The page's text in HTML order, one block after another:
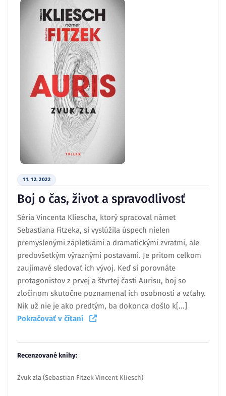
11. 12. 2022
Boj o čas, život a spravodlivosť
Séria Vincenta Kliescha, ktorý spracoval námet
Sebastiana Fitzeka, si vyslúžila úspech nielen
premyslenými zápletkámi a dramatickými zvratmi, ale
predovšetkým výraznými postavami. Je pritom celkom
zaujímavé sledovať ich vývoj. Keď si porovnáte
protagonistov z prvej a štvrtej časti Aurisu, boj so
zločinom skutočne poznamenal ich osobnosti a vzťahy.
Nik už nie je ako predtým, ba dokonca došlo k[...]
Pokračovať v čítaní
Recenzované knihy:
Zvuk zla (Sebastian Fitzek Vincent Kliesch)